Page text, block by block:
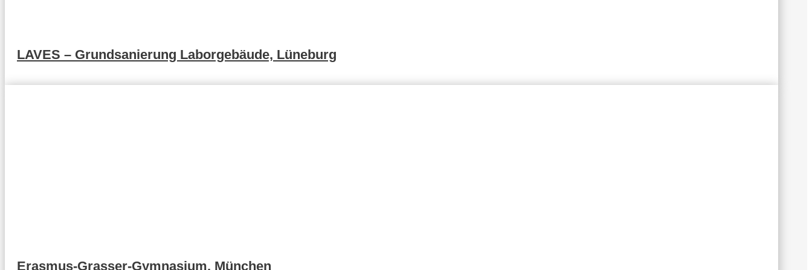
LAVES – Grundsanierung Laborgebäude, Lüneburg
Erasmus-Grasser-Gymnasium, München